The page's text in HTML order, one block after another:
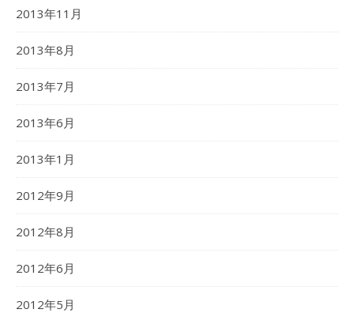
2013年11月
2013年8月
2013年7月
2013年6月
2013年1月
2012年9月
2012年8月
2012年6月
2012年5月